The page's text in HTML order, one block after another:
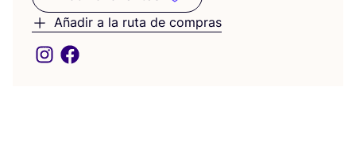
Añadir a favoritos
Añadir a la ruta de compras